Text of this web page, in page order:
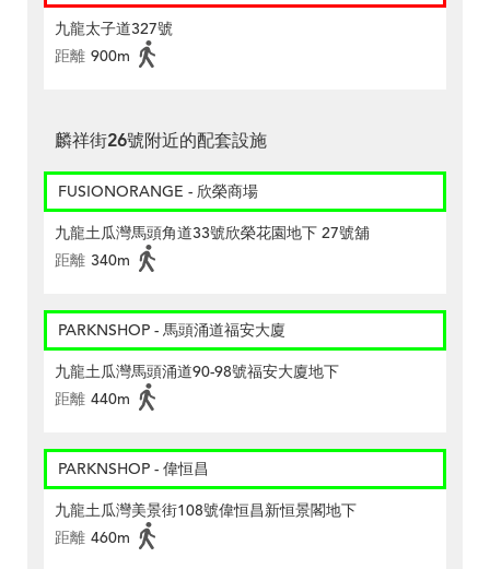
九龍太子道327號
距離 900m
麟祥街26號附近的配套設施
FUSIONORANGE - 欣榮商場
九龍土瓜灣馬頭角道33號欣榮花園地下 27號舖
距離 340m
PARKNSHOP - 馬頭涌道福安大廈
九龍土瓜灣馬頭涌道90-98號福安大廈地下
距離 440m
PARKNSHOP - 偉恒昌
九龍土瓜灣美景街108號偉恒昌新恒景閣地下
距離 460m